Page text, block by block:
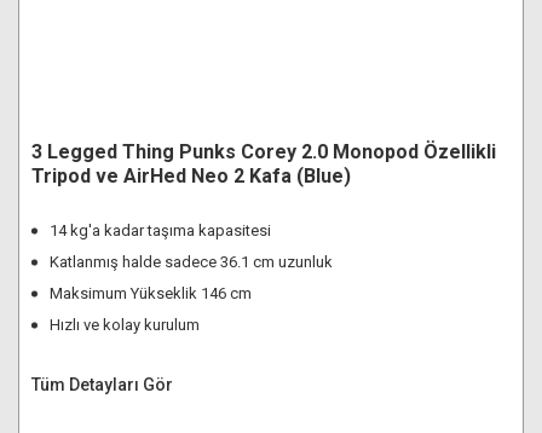
3 Legged Thing Punks Corey 2.0 Monopod Özellikli
Tripod ve AirHed Neo 2 Kafa (Blue)
14 kg'a kadar taşıma kapasitesi
Katlanmış halde sadece 36.1 cm uzunluk
Maksimum Yükseklik 146 cm
Hızlı ve kolay kurulum
Tüm Detayları Gör